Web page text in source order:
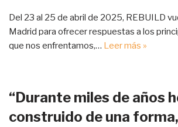
Del 23 al 25 de abril de 2025, REBUILD
Madrid para ofrecer respuestas a los
que nos enfrentamos,… Leer más »
“Durante miles de años
construido de una